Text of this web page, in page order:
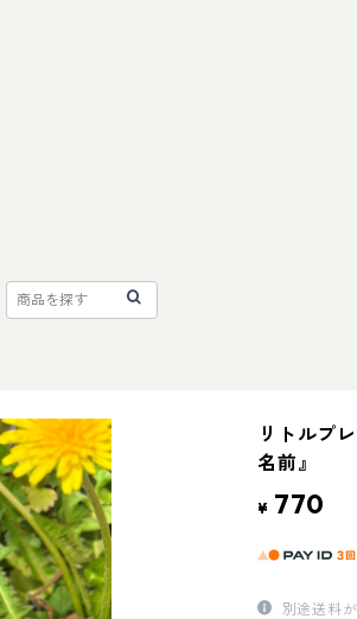
リトルプ
名前』
¥ 770
別途送料